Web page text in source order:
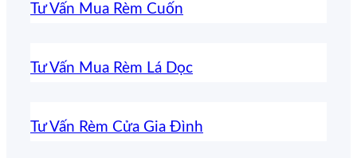
Tư Vấn Mua Rèm Cuốn
Tư Vấn Mua Rèm Lá Dọc
Tư Vấn Rèm Cửa Gia Đình